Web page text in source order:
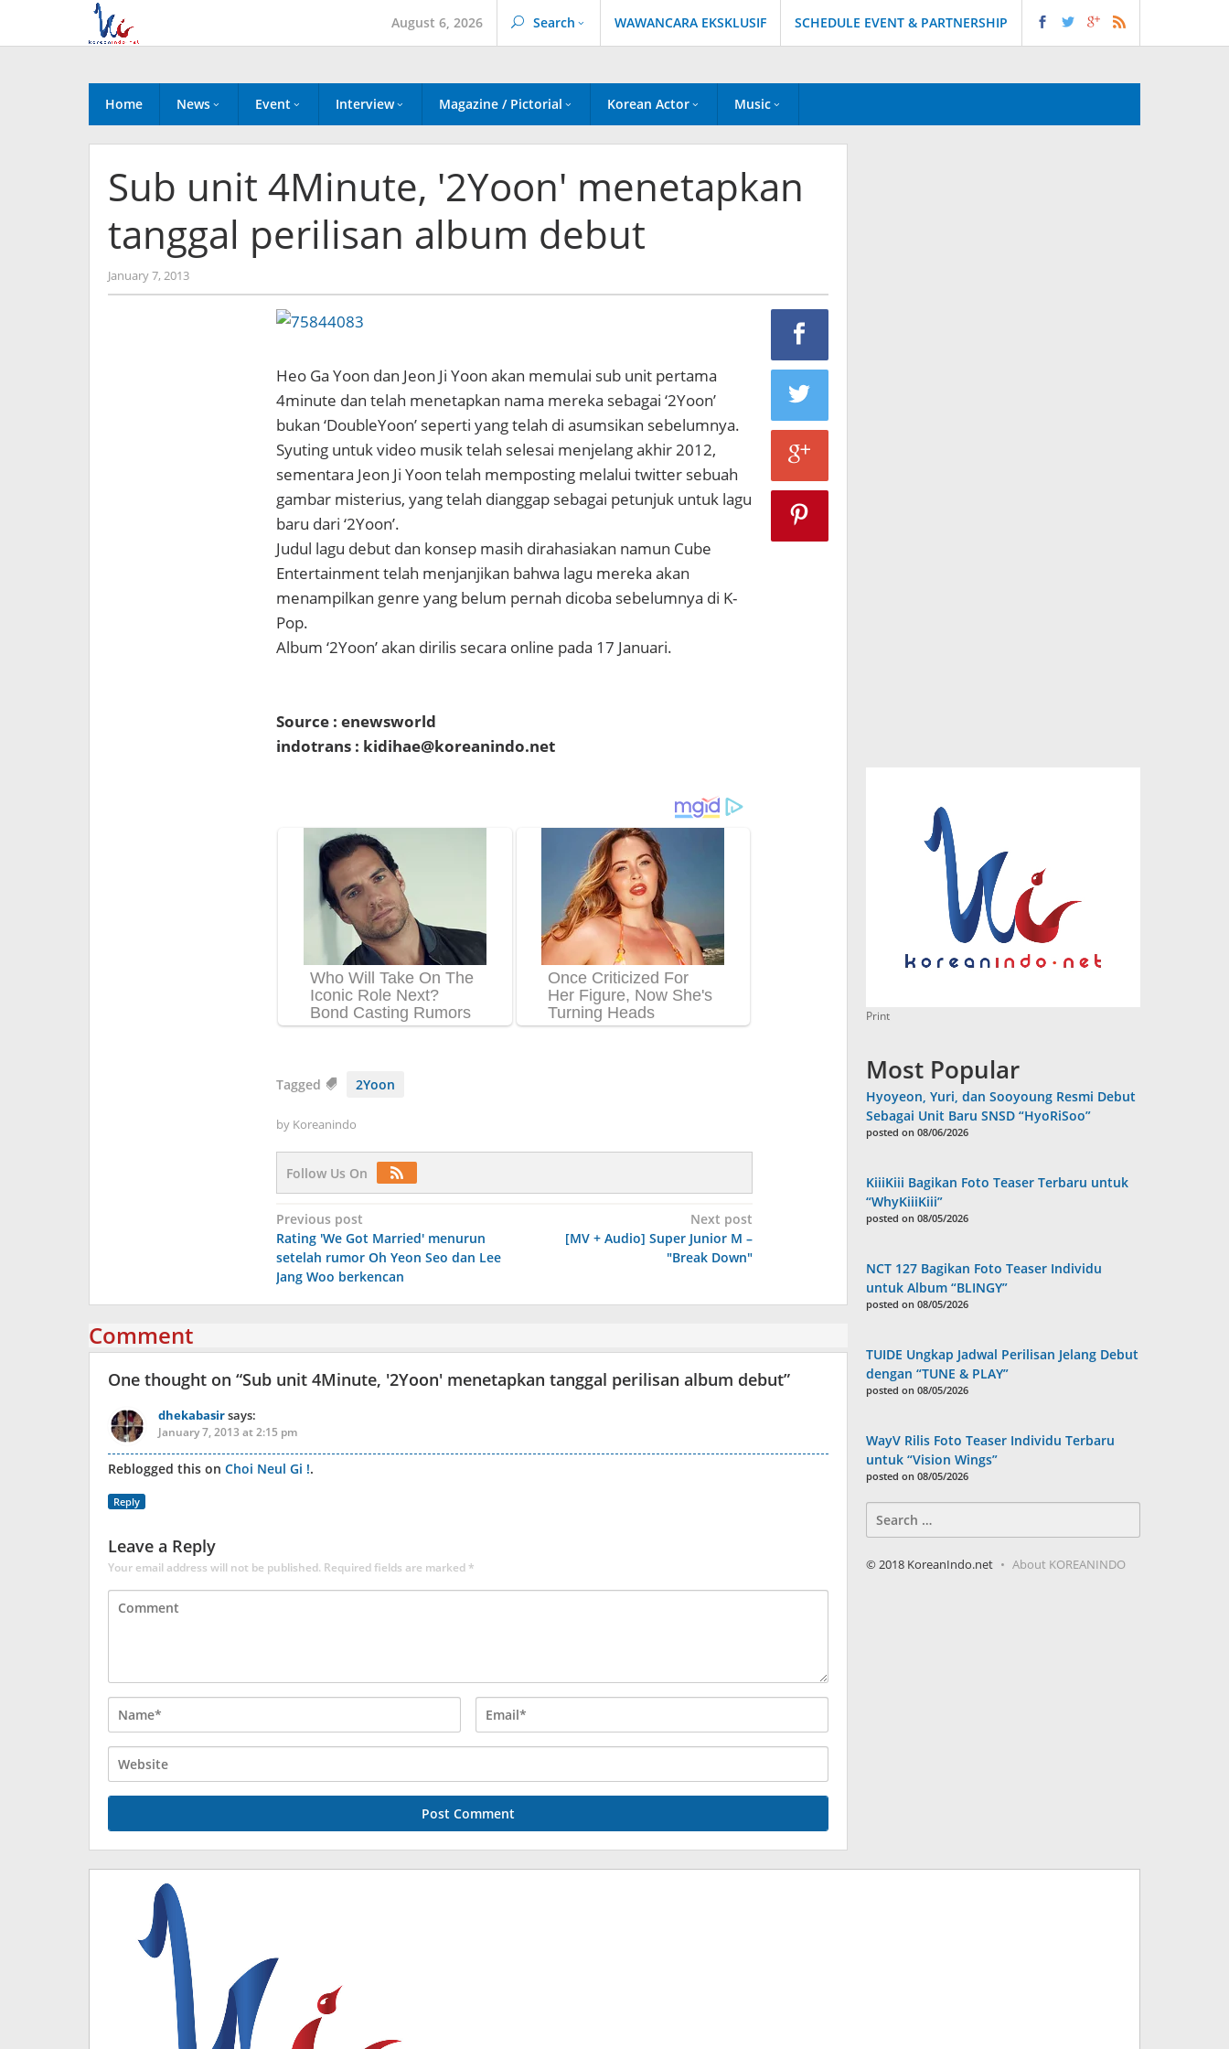
content
August 6, 2026 Search WAWANCARA EKSKLUSIF SCHEDULE EVENT & PARTNERSHIP
Home News Event Interview Magazine / Pictorial Korean Actor Music
Sub unit 4Minute, '2Yoon' menetapkan
tanggal perilisan album debut
January 7, 2013by
Koreanindo
Heo Ga Yoon dan Jeon Ji Yoon akan memulai sub unit pertama
4minute dan telah menetapkan nama mereka sebagai ‘2Yoon’
bukan ‘DoubleYoon’ seperti yang telah di asumsikan sebelumnya.
Syuting untuk video musik telah selesai menjelang akhir 2012,
sementara Jeon Ji Yoon telah memposting melalui twitter sebuah
gambar misterius, yang telah dianggap sebagai petunjuk untuk lagu
baru dari ‘2Yoon’.
Judul lagu debut dan konsep masih dirahasiakan namun Cube
Entertainment telah menjanjikan bahwa lagu mereka akan
menampilkan genre yang belum pernah dicoba sebelumnya di K-
Pop.
Album ‘2Yoon’ akan dirilis secara online pada 17 Januari.
Source : enewsworld
indotrans : kidihae@koreanindo.net
Tagged 2Yoon
by Koreanindo
Follow Us On
Post
navigation
Previous post
Rating 'We Got Married' menurun
setelah rumor Oh Yeon Seo dan Lee
Jang Woo berkencan
Next post
[MV + Audio] Super Junior M –
"Break Down"
Comment
One thought on “Sub unit 4Minute, '2Yoon' menetapkan tanggal perilisan album debut”
dhekabasirsays:
January 7, 2013 at 2:15 pm
Reblogged this on Choi Neul Gi !.
Reply
Leave a Reply
Your email address will not be published. Required fields are marked*
Print
Most Popular
Hyoyeon, Yuri, dan Sooyoung Resmi Debut
Sebagai Unit Baru SNSD “HyoRiSoo”
posted on 08/06/2026
KiiiKiii Bagikan Foto Teaser Terbaru untuk
“WhyKiiiKiii”
posted on 08/05/2026
NCT 127 Bagikan Foto Teaser Individu
untuk Album “BLINGY”
posted on 08/05/2026
TUIDE Ungkap Jadwal Perilisan Jelang Debut
dengan “TUNE & PLAY”
posted on 08/05/2026
WayV Rilis Foto Teaser Individu Terbaru
untuk “Vision Wings”
posted on 08/05/2026
for:
© 2018 KoreanIndo.net About KOREANINDO